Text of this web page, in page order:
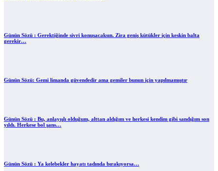
Günün Sözü : Gerektiğinde sivri konuşacaksın. Zira geniş kütükler için keskin balta
gerekir…
Günün Sözü: Gemi limanda güvendedir ama gemiler bunun için yapılmamıştır
Günün Sözü : Bu, anlayışlı olduğum, alttan aldığım ve herkesi kendim gibi sandığım son
yıldı. Herkese bol şans…
Günün Sözü : Ya kelebekler hayatı tadında bırakıyorsa…